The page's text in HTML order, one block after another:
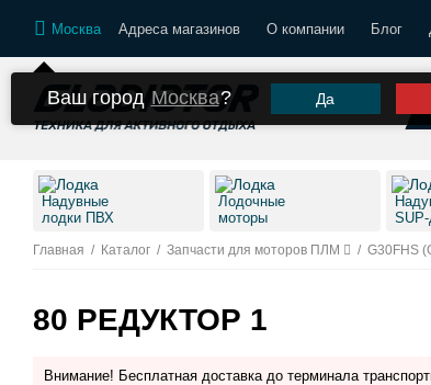
Москва Адреса магазинов О компании Блог
Ваш городМосква? Да
Надувные
лодки ПВХ
Лодочные
моторы
Главная / Каталог / Запчасти для моторов ПЛМ / G30FHS
80 РЕДУКТОР 1
Внимание! Бесплатная доставка до терминала